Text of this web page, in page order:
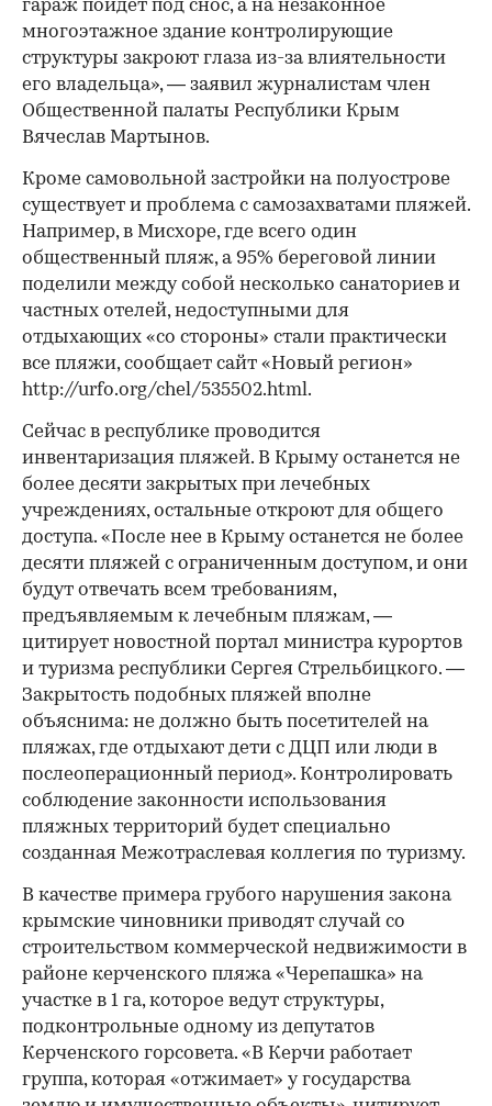
гараж пойдет под снос, а на незаконное
многоэтажное здание контролирующие
структуры закроют глаза из-за влиятельности
его владельца», — заявил журналистам член
Общественной палаты Республики Крым
Вячеслав Мартынов.
Кроме самовольной застройки на полуострове
существует и проблема с самозахватами пляжей.
Например, в Мисхоре, где всего один
общественный пляж, а 95% береговой линии
поделили между собой несколько санаториев и
частных отелей, недоступными для
отдыхающих «со стороны» стали практически
все пляжи, сообщает сайт «Новый регион»
http://urfo.org/chel/535502.html.
Сейчас в республике проводится
инвентаризация пляжей. В Крыму останется не
более десяти закрытых при лечебных
учреждениях, остальные откроют для общего
доступа. «После нее в Крыму останется не более
десяти пляжей с ограниченным доступом, и они
будут отвечать всем требованиям,
предъявляемым к лечебным пляжам, —
цитирует новостной портал министра курортов
и туризма республики Сергея Стрельбицкого. —
Закрытость подобных пляжей вполне
объяснима: не должно быть посетителей на
пляжах, где отдыхают дети с ДЦП или люди в
послеоперационный период». Контролировать
соблюдение законности использования
пляжных территорий будет специально
созданная Межотраслевая коллегия по туризму.
В качестве примера грубого нарушения закона
крымские чиновники приводят случай со
строительством коммерческой недвижимости в
районе керченского пляжа «Черепашка» на
участке в 1 га, которое ведут структуры,
подконтрольные одному из депутатов
Керченского горсовета. «В Керчи работает
группа, которая «отжимает» у государства